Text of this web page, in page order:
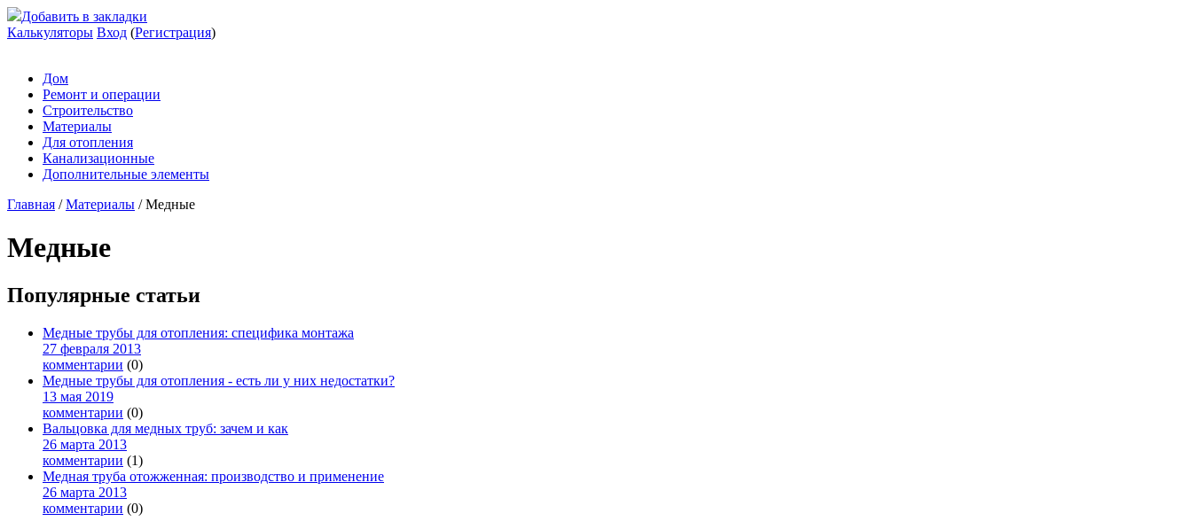
Добавить в закладки
Калькуляторы Вход (Регистрация)
Дом
Ремонт и операции
Строительство
Материалы
Для отопления
Канализационные
Дополнительные элементы
Главная /Материалы /Медные
Медные
Популярные статьи
Медные трубы для отопления: специфика монтажа
27 февраля 2013
комментарии (0)
Медные трубы для отопления - есть ли у них недостатки?
13 мая 2019
комментарии (0)
Вальцовка для медных труб: зачем и как
26 марта 2013
комментарии (1)
Медная труба отожженная: производство и применение
26 марта 2013
комментарии (0)